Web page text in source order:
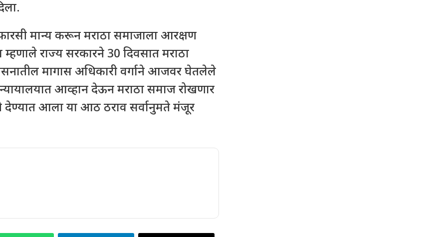
मान्य करून मराठा समाजाला आरक्षण
राज्य सरकारने 30 दिवसात मराठा
मागास अधिकारी वर्गाने आजवर घेतलेले
आव्हान देऊन मराठा समाज रोखणार
देण्यात आला या आठ ठराव सर्वानुमते मंजूर